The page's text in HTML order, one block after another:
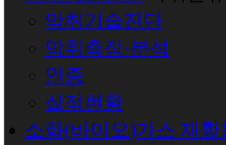
악취기술진단
악취측정·분석
인증
실적현황
소화(바이오)가스 재활